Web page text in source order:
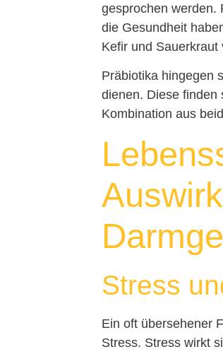
gesprochen werden.
die Gesundheit
Kefir und Sauerkraut
Präbiotika hingegen
dienen. Diese finden
Kombination aus
Stress
Ein oft übersehener
Stress. Stress wirkt